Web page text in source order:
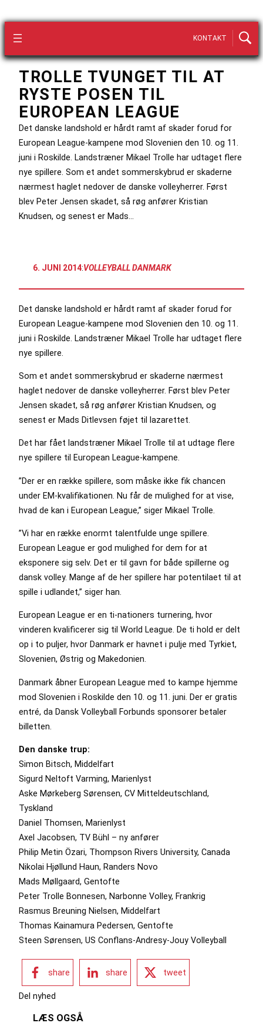
KONTAKT
TROLLE TVUNGET TIL AT
RYSTE POSEN TIL
EUROPEAN LEAGUE
Det danske landshold er hårdt ramt af skader forud for
European League-kampene mod Slovenien den 10. og 11.
juni i Roskilde. Landstræner Mikael Trolle har udtaget flere
nye spillere. Som et andet sommerskybrud er skaderne
nærmest haglet nedover de danske volleyherrer. Først
blev Peter Jensen skadet, så røg anfører Kristian
Knudsen, og senest er Mads…
6. JUNI 2014:VOLLEYBALL DANMARK
Det danske landshold er hårdt ramt af skader forud for
European League-kampene mod Slovenien den 10. og 11.
juni i Roskilde. Landstræner Mikael Trolle har udtaget flere
nye spillere.
Som et andet sommerskybrud er skaderne nærmest
haglet nedover de danske volleyherrer. Først blev Peter
Jensen skadet, så røg anfører Kristian Knudsen, og
senest er Mads Ditlevsen føjet til lazarettet.
Det har fået landstræner Mikael Trolle til at udtage flere
nye spillere til European League-kampene.
”Der er en række spillere, som måske ikke fik chancen
under EM-kvalifikationen. Nu får de mulighed for at vise,
hvad de kan i European League,” siger Mikael Trolle.
”Vi har en række enormt talentfulde unge spillere.
European League er god mulighed for dem for at
eksponere sig selv. Det er til gavn for både spillerne og
dansk volley. Mange af de her spillere har potentilaet til at
spille i udlandet,” siger han.
European League er en ti-nationers turnering, hvor
vinderen kvalificerer sig til World League. De ti hold er delt
op i to puljer, hvor Danmark er havnet i pulje med Tyrkiet,
Slovenien, Østrig og Makedonien.
Danmark åbner European League med to kampe hjemme
mod Slovenien i Roskilde den 10. og 11. juni. Der er gratis
entré, da Dansk Volleyball Forbunds sponsorer betaler
billetten.
Den danske trup:
Simon Bitsch, Middelfart
Sigurd Neltoft Varming, Marienlyst
Aske Mørkeberg Sørensen, CV Mitteldeutschland,
Tyskland
Daniel Thomsen, Marienlyst
Axel Jacobsen, TV Bühl – ny anfører
Philip Metin Özari, Thompson Rivers University, Canada
Nikolai Hjøllund Haun, Randers Novo
Mads Møllgaard, Gentofte
Peter Trolle Bonnesen, Narbonne Volley, Frankrig
Rasmus Breuning Nielsen, Middelfart
Thomas Kainamura Pedersen, Gentofte
Steen Sørensen, US Conflans-Andresy-Jouy Volleyball
share share tweet
Del nyhed
LÆS OGSÅ